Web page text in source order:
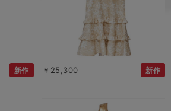
新作 ￥25,300 新作